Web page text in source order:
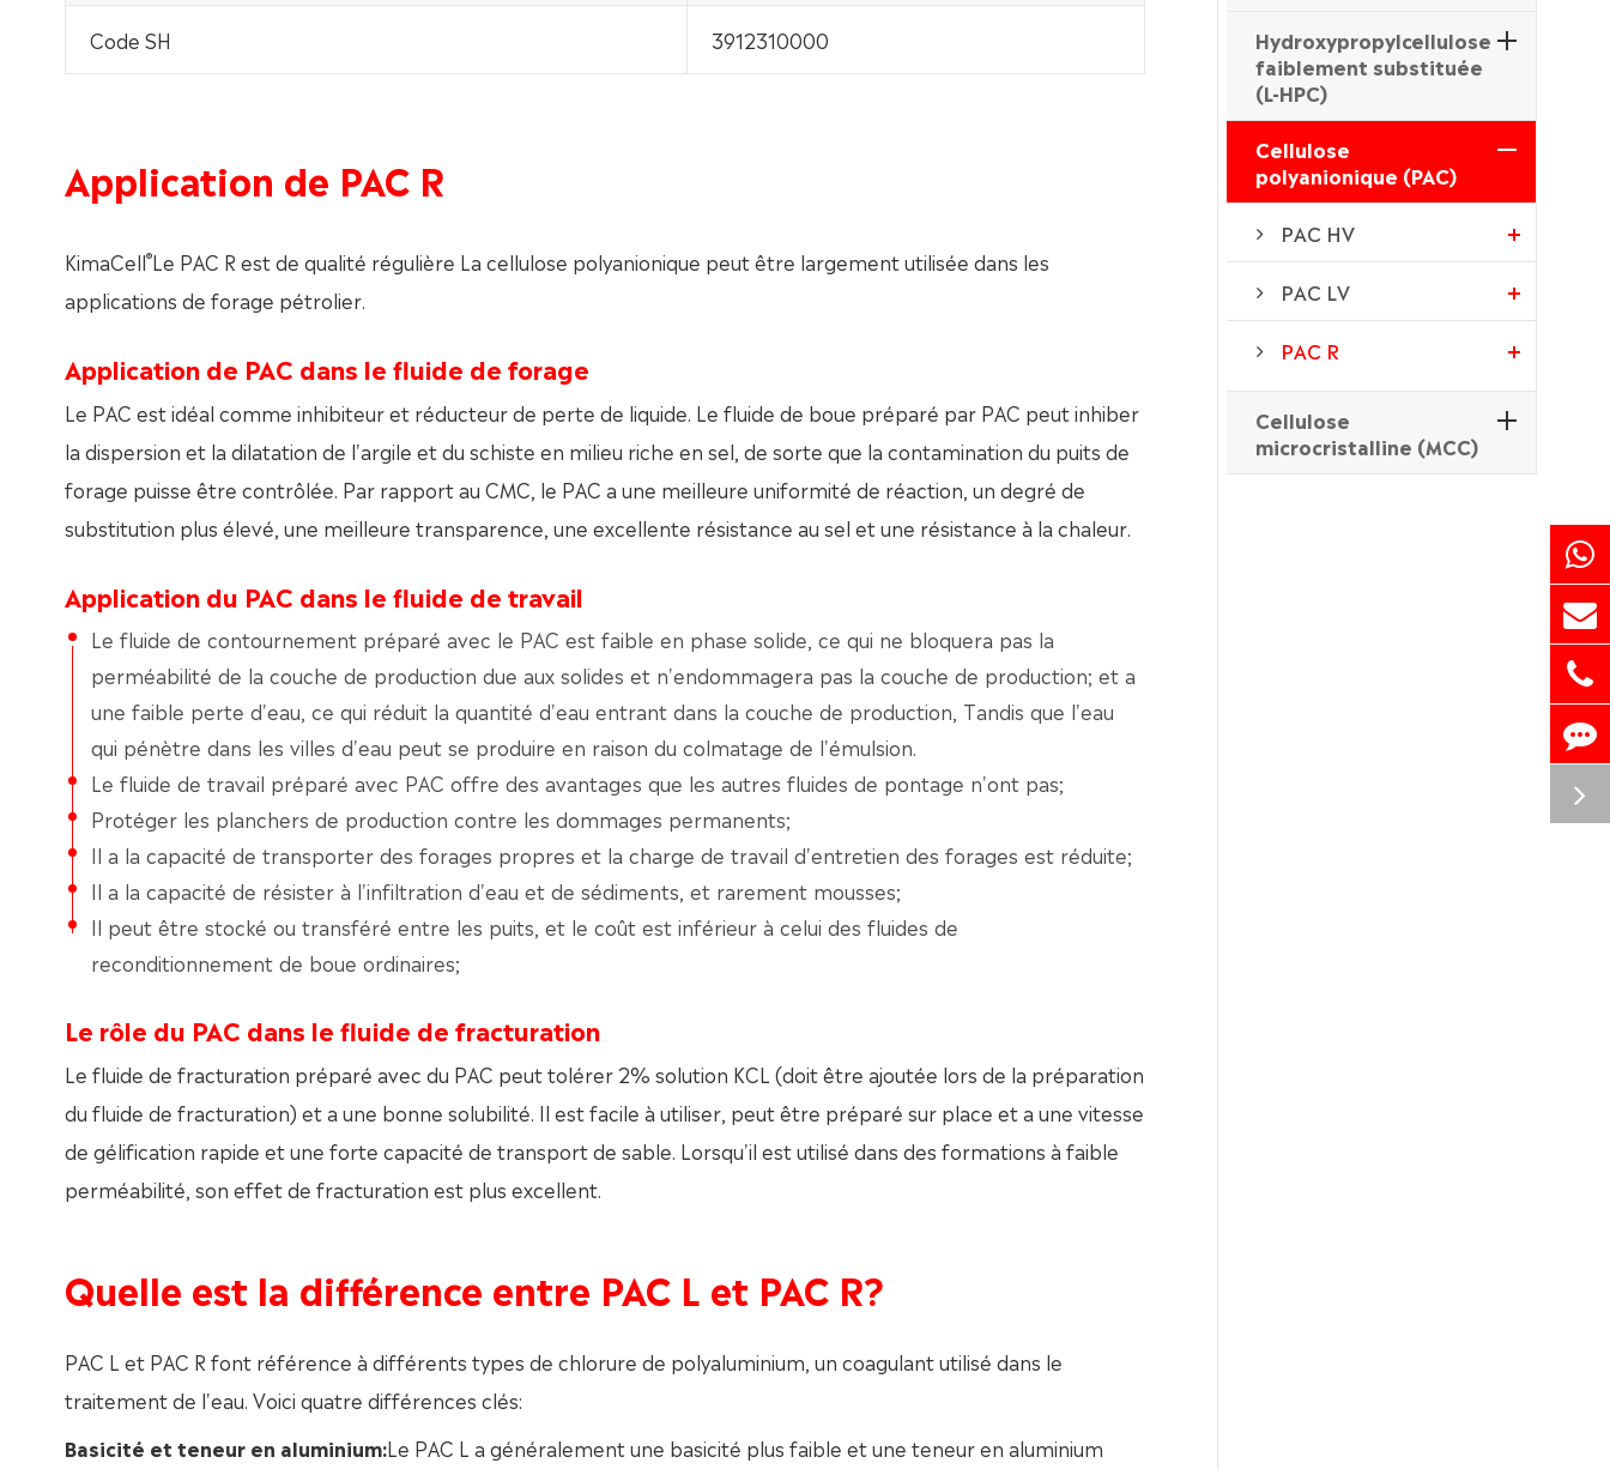
Code SH 3912310000
Application de PAC R
KimaCell®Le PAC R est de qualité régulière La cellulose polyanionique peut être largement utilisée dans les
applications de forage pétrolier.
Application de PAC dans le fluide de forage
Le PAC est idéal comme inhibiteur et réducteur de perte de liquide. Le fluide de boue préparé par PAC peut inhiber
la dispersion et la dilatation de l'argile et du schiste en milieu riche en sel, de sorte que la contamination du puits de
forage puisse être contrôlée. Par rapport au CMC, le PAC a une meilleure uniformité de réaction, un degré de
substitution plus élevé, une meilleure transparence, une excellente résistance au sel et une résistance à la chaleur.
Application du PAC dans le fluide de travail
Le fluide de contournement préparé avec le PAC est faible en phase solide, ce qui ne bloquera pas la
perméabilité de la couche de production due aux solides et n'endommagera pas la couche de production; et a
une faible perte d'eau, ce qui réduit la quantité d'eau entrant dans la couche de production, Tandis que l'eau
qui pénètre dans les villes d'eau peut se produire en raison du colmatage de l'émulsion.
Le fluide de travail préparé avec PAC offre des avantages que les autres fluides de pontage n'ont pas;
Protéger les planchers de production contre les dommages permanents;
Il a la capacité de transporter des forages propres et la charge de travail d'entretien des forages est réduite;
Il a la capacité de résister à l'infiltration d'eau et de sédiments, et rarement mousses;
Il peut être stocké ou transféré entre les puits, et le coût est inférieur à celui des fluides de
reconditionnement de boue ordinaires;
Le rôle du PAC dans le fluide de fracturation
Le fluide de fracturation préparé avec du PAC peut tolérer 2% solution KCL (doit être ajoutée lors de la préparation
du fluide de fracturation) et a une bonne solubilité. Il est facile à utiliser, peut être préparé sur place et a une vitesse
de gélification rapide et une forte capacité de transport de sable. Lorsqu'il est utilisé dans des formations à faible
perméabilité, son effet de fracturation est plus excellent.
Quelle est la différence entre PAC L et PAC R?
PAC L et PAC R font référence à différents types de chlorure de polyaluminium, un coagulant utilisé dans le
traitement de l'eau. Voici quatre différences clés:
Basicité et teneur en aluminium:Le PAC L a généralement une basicité plus faible et une teneur en aluminium
Hydroxypropylcellulose
faiblement substituée
(L-HPC)
Cellulose
polyanionique (PAC)
PAC HV
PAC LV
PAC R
Cellulose
microcristalline (MCC)